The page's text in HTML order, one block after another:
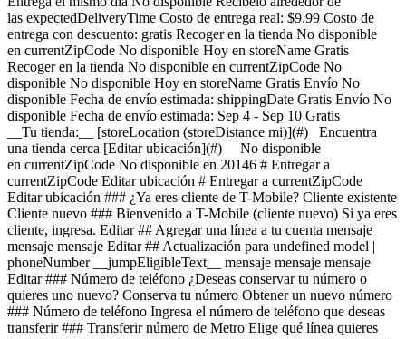
las expectedDeliveryTime Costo de entrega real: $9.99 Costo de
entrega con descuento: gratis Recoger en la tienda No disponible
en currentZipCode No disponible Hoy en storeName Gratis
Recoger en la tienda No disponible en currentZipCode No
disponible No disponible Hoy en storeName Gratis Envío No
disponible Fecha de envío estimada: shippingDate Gratis Envío No
disponible Fecha de envío estimada: Sep 4 - Sep 10 Gratis
__Tu tienda:__ [storeLocation (storeDistance mi)](#) Encuentra
una tienda cerca [Editar ubicación](#) No disponible
en currentZipCode No disponible en 20146 # Entregar a
currentZipCode Editar ubicación # Entregar a currentZipCode
Editar ubicación ### ¿Ya eres cliente de T-Mobile? Cliente existente
Cliente nuevo ### Bienvenido a T-Mobile (cliente nuevo) Si ya eres
cliente, ingresa. Editar ## Agregar una línea a tu cuenta mensaje
mensaje mensaje Editar ## Actualización para undefined model |
phoneNumber __jumpEligibleText__ mensaje mensaje mensaje
Editar ### Número de teléfono ¿Deseas conservar tu número o
quieres uno nuevo? Conserva tu número Obtener un nuevo número
### Número de teléfono Ingresa el número de teléfono que deseas
transferir ### Transferir número de Metro Elige qué línea quieres